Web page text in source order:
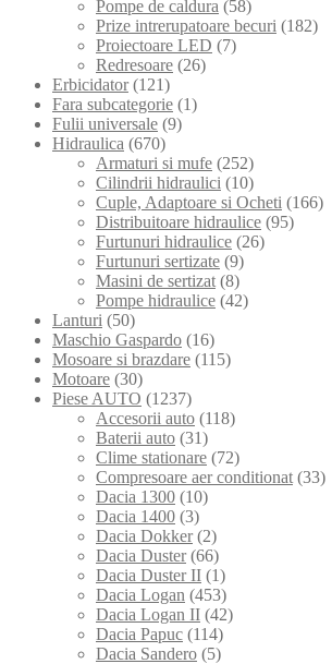
Pompe de caldura (58)
Prize intrerupatoare becuri (182)
Proiectoare LED (7)
Redresoare (26)
Erbicidator (121)
Fara subcategorie (1)
Fulii universale (9)
Hidraulica (670)
Armaturi si mufe (252)
Cilindrii hidraulici (10)
Cuple, Adaptoare si Ocheti (166)
Distribuitoare hidraulice (95)
Furtunuri hidraulice (26)
Furtunuri sertizate (9)
Masini de sertizat (8)
Pompe hidraulice (42)
Lanturi (50)
Maschio Gaspardo (16)
Mosoare si brazdare (115)
Motoare (30)
Piese AUTO (1237)
Accesorii auto (118)
Baterii auto (31)
Clime stationare (72)
Compresoare aer conditionat (33)
Dacia 1300 (10)
Dacia 1400 (3)
Dacia Dokker (2)
Dacia Duster (66)
Dacia Duster II (1)
Dacia Logan (453)
Dacia Logan II (42)
Dacia Papuc (114)
Dacia Sandero (5)